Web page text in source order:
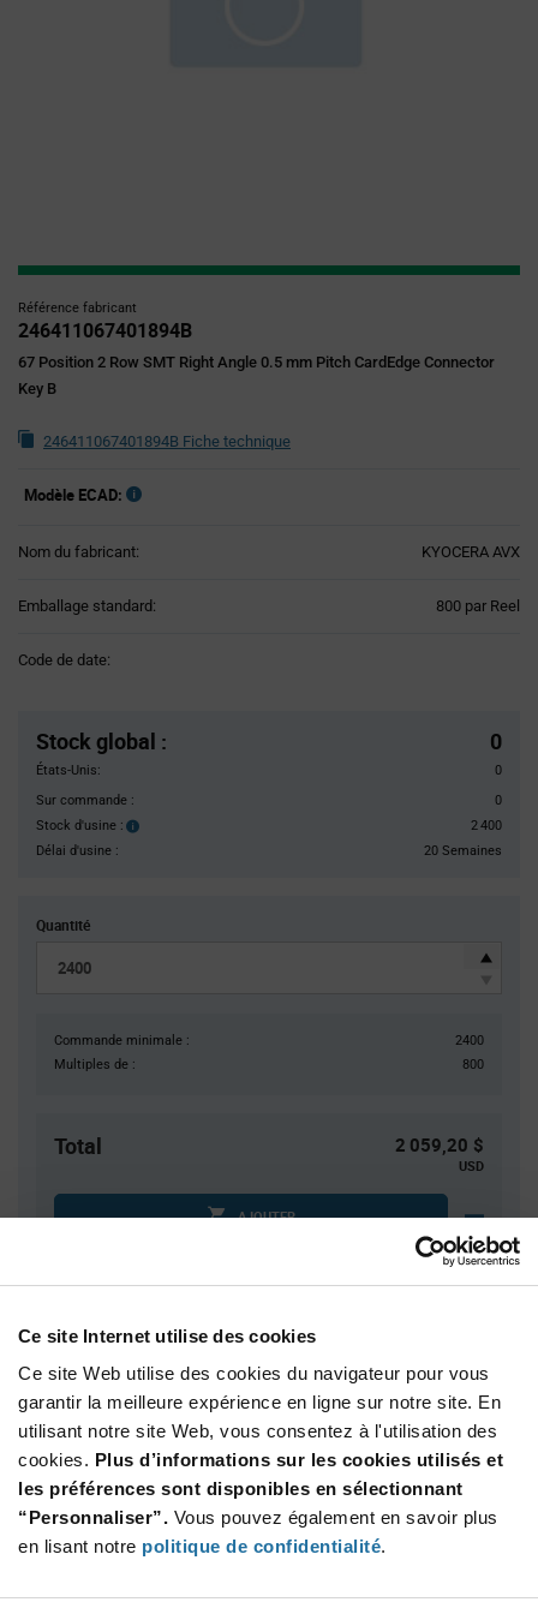
Ce site Internet utilise des cookies
Ce site Web utilise des cookies du navigateur pour vous
garantir la meilleure expérience en ligne sur notre site. En
utilisant notre site Web, vous consentez à l'utilisation des
cookies. Plus d’informations sur les cookies utilisés et
les préférences sont disponibles en sélectionnant
“Personnaliser”. Vous pouvez également en savoir plus
en lisant notre politique de confidentialité.
Référence fabricant
246411067401894B
67 Position 2 Row SMT Right Angle 0.5 mm Pitch CardEdge Connector
Key B
246411067401894B Fiche technique
Modèle ECAD:
Nom du fabricant: KYOCERA AVX
Emballage standard: 800 par Reel
Code de date:
Stock global : 0
États-Unis:
0
Sur commande :
0
Stock d'usine :
Stock
2 400
Délai d'usine :
20 Semaines
Quantité
Commande minimale :
2400
Multiples de :
800
Total 2 059,20 $
USD
AJOUTER
Quantité Prix unitaire
Product
Variant
Information
section
Emballages disponibles
Qté: 2 400+ / Prix unitaire: $0.858 / Stock: 0
Product